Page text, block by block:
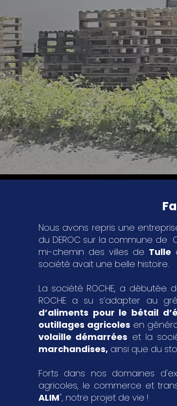
Nous avons repris une
du DEROC sur la commune de
mi-chemin des villes de Tulle
société avait une belle histoire.
La société ROCHE, a
ROCHE a su s’adapter au
d’aliments pour le bétail
outillages agricoles en
volaille démarrées et la
marchandises, ainsi que du
Forts dans nos domaines
agricoles, le commerce et
ALIM", notre projet de vie !